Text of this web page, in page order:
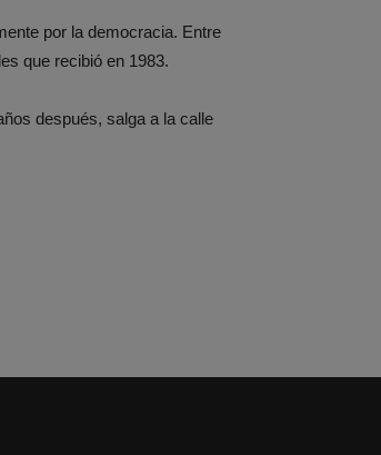
por la democracia. Entre
que recibió en 1983.
después, salga a la calle